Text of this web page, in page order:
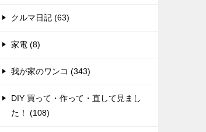
クルマ日記 (63)
家電 (8)
我が家のワンコ (343)
DIY 買って・作って・直して見まし
た！ (108)